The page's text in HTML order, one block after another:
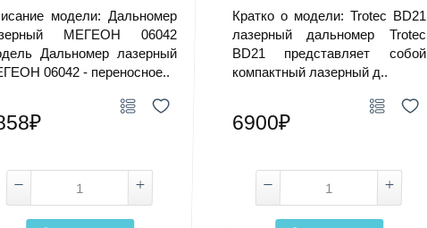
модели: Дальномер
МЕГЕОН 06042
Дальномер лазерный
06042 - переносное..
Кратко о модели: Trotec BD21
лазерный дальномер Trotec
BD21 представляет собой
компактный лазерный д..
6900₽